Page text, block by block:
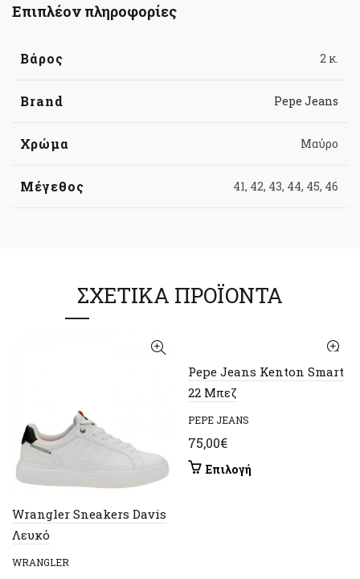
Επιπλέον πληροφορίες
Βάρος 2 κ.
Brand Pepe Jeans
Χρώμα Μαύρο
Μέγεθος 41, 42, 43, 44, 45, 46
ΣΧΕΤΙΚΆ ΠΡΟΪΌΝΤΑ
Wrangler Sneakers Davis
Λευκό
WRANGLER
Pepe Jeans Kenton Smart
22 Μπεζ
PEPE JEANS
75,00€
Επιλογή